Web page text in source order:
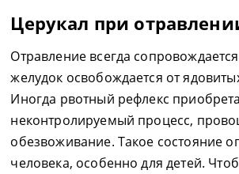
Церукал при
Отравление всегда
желудок освобождается от
Иногда рвотный рефлекс
неконтролируемый процесс,
обезвоживание. Такое состояние
человека, особенно для детей.